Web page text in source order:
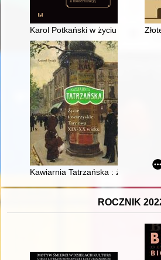
Karol Potkański w życiu i nauce
Kawiarnia Tatrzańska : życie
ROCZNIK